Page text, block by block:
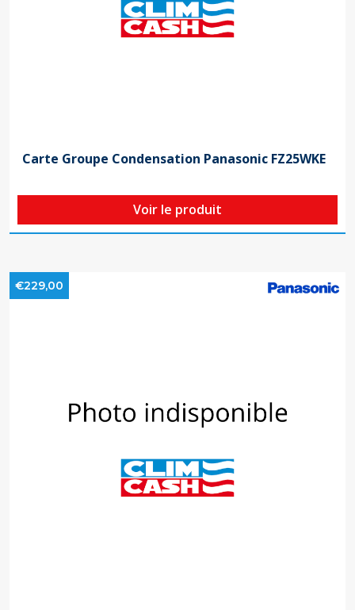
Carte Groupe Condensation Panasonic FZ25WKE
Voir le produit
€229,00